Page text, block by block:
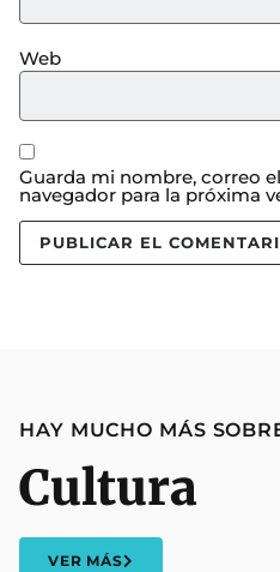
Web
Guarda mi nombre, correo
navegador para la próxima
HAY MUCHO MÁS
Cultura
VER MÁS